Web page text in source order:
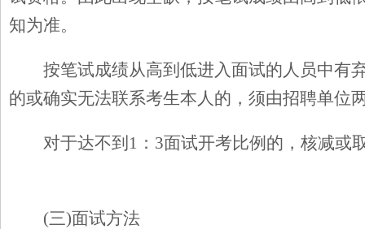
知为准。
按笔试成绩从高到低进入面试的人员中有
的或确实无法联系考生本人的，须由招聘单位
对于达不到1：3面试开考比例的，核减或
(三)面试方法